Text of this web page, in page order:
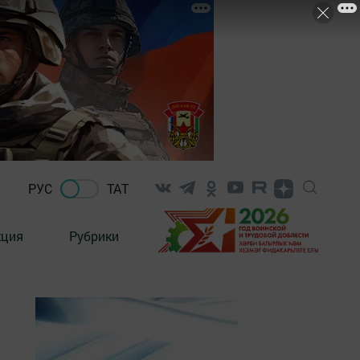
РУС ТАТ
Рубрики